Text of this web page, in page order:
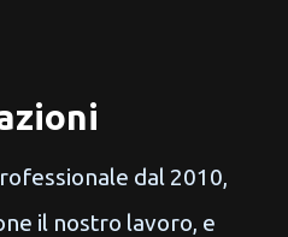
dal 2010,
il nostro lavoro, e